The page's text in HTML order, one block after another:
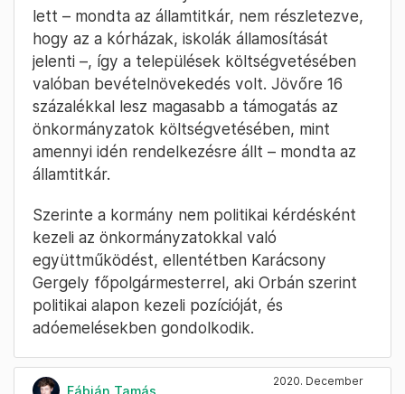
lett – mondta az államtitkár, nem részletezve,
hogy az a kórházak, iskolák államosítását
jelenti –, így a települések költségvetésében
valóban bevételnövekedés volt. Jövőre 16
százalékkal lesz magasabb a támogatás az
önkormányzatok költségvetésében, mint
amennyi idén rendelkezésre állt – mondta az
államtitkár.
Szerinte a kormány nem politikai kérdésként
kezeli az önkormányzatokkal való
együttműködést, ellentétben Karácsony
Gergely főpolgármesterrel, aki Orbán szerint
politikai alapon kezeli pozícióját, és
adóemelésekben gondolkodik.
Fábián Tamás
2020. December